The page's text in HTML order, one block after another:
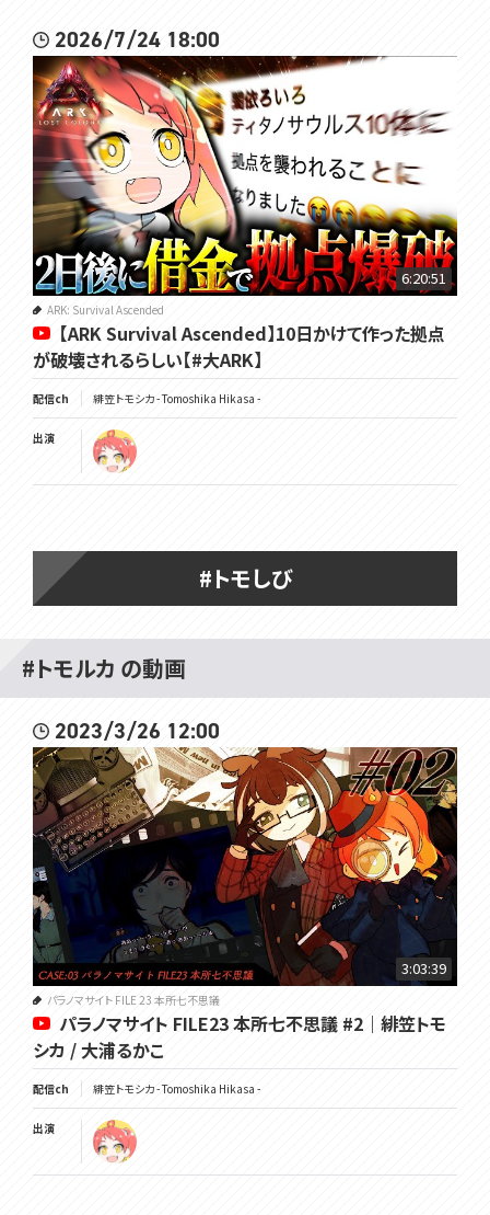
2026/7/24 18:00
6:20:51
ARK: Survival Ascended
【ARK Survival Ascended】10日かけて作った拠点
が破壊されるらしい【#大ARK】
配信ch 緋笠トモシカ - Tomoshika Hikasa -
出演
#トモしび
#トモルカ の動画
2023/3/26 12:00
3:03:39
パラノマサイト FILE 23 本所七不思議
パラノマサイト FILE23 本所七不思議 #2｜緋笠トモ
シカ / 大浦るかこ
配信ch 緋笠トモシカ - Tomoshika Hikasa -
出演